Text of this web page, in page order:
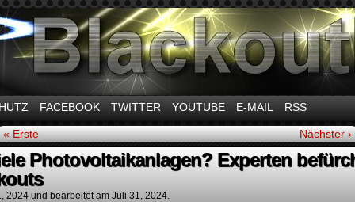
Stromausfall
FACEBOOK TWITTER YOUTUBE E-MAIL RSS
« Erste Nächster ›
Photovoltaikanlagen? Experten
2024 und bearbeitet am Juli 31, 2024.